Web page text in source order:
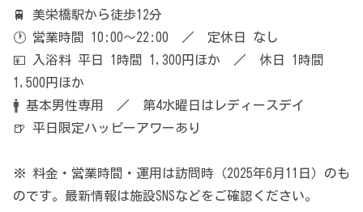
🚆 美栄橋駅から徒歩12分
🕐 営業時間 10:00〜22:00 ／ 定休日 なし
💴 入浴料 平日 1時間 1,300円ほか ／ 休日 1時間
1,500円ほか
🚹 基本男性専用 ／ 第4水曜日はレディースデイ
🍺 平日限定ハッピーアワーあり
※ 料金・営業時間・運用は訪問時（2025年6月11日）のも
のです。最新情報は施設SNSなどをご確認ください。